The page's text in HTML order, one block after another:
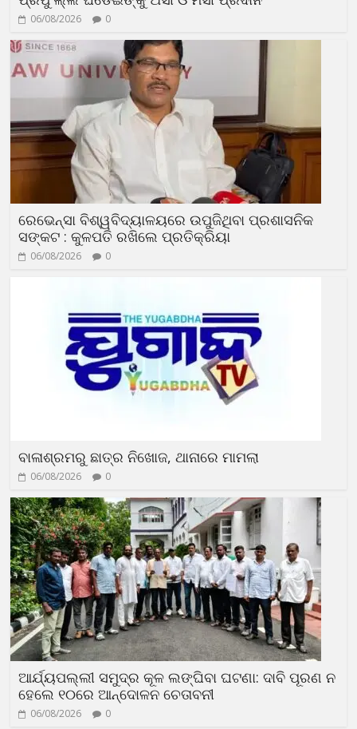
06/08/2026 0
ରେଭେନ୍ସା ବିଶ୍ୱବିଦ୍ୟାଳୟରେ ଉପୁଜିଥିବା ପ୍ରଶାସନିକ
ସଙ୍କଟ : କୁଳପତି ରଖିଲେ ପ୍ରତିକ୍ରିୟା
06/08/2026 0
ବାଳାଶ୍ରମରୁ ଛାତ୍ର ନିଖୋଜ, ଥାନାରେ ମାମଲା
06/08/2026 0
ଆର୍ଯ୍ୟପଲ୍ଲୀ ସମୁଦ୍ର କୂଳ ଲଙ୍ଘିବା ଘଟଣା: ଦାବି ପୂରଣ ନ
ହେଲେ ୧୦ରେ ଆନ୍ଦୋଳନ ଚେତାବନୀ
06/08/2026 0